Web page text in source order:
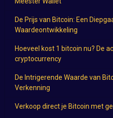
De Prijs van Bitcoin: Een
Waardeontwikkeling
Hoeveel kost 1 bitcoin nu? De
cryptocurrency
De Intrigerende Waarde van
Verkenning
Verkoop direct je Bitcoin met